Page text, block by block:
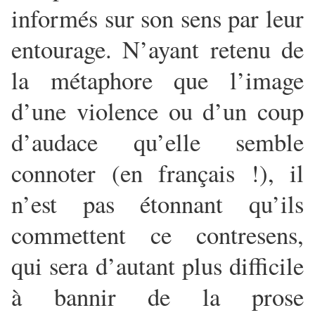
informés sur son sens par leur
entourage. N’ayant retenu de
la métaphore que l’image
d’une violence ou d’un coup
d’audace qu’elle semble
connoter (en français !), il
n’est pas étonnant qu’ils
commettent ce contresens,
qui sera d’autant plus difficile
à bannir de la prose